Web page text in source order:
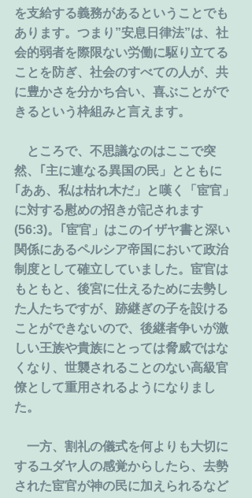
を支給する義務があるということでも
あります。つまり”安息日律法”は、社
会的弱者を際限ない労働に駆り立てる
ことを防ぎ、社会のすべての人が、共
に豊かさを分かち合い、喜ぶことがで
きるという枠組みと言えます。
ところで、不思議なのはここで突
然、｢主に連なる異国の民」とともに
｢ああ、私は枯れ木だ」と嘆く「宦官」
に対する慰めの招きが記されます
(56:3)。｢宦官」はこのイザヤ書と深い
関係にあるペルシア帝国において政治
制度として確立していました。宦官は
もともと、後宮に仕えるために去勢し
た人たちですが、跡継ぎの子を設ける
ことができないので、後継者争いが激
しい王族や貴族にとっては脅威ではな
くなり、世襲されることのない高級官
僚として重用されるようになりまし
た。
一方、割礼の儀式を何よりも大切に
するユダヤ人の感覚からしたら、去勢
された宦官が神の民に加えられるなど